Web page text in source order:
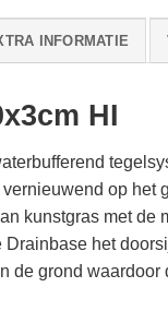
INFORMATIE
HI
op
kunstgras met de
het
de grond